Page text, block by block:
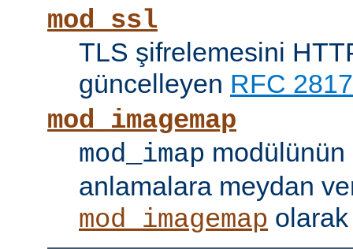
mod_ssl
TLS şifrelemesini
güncelleyen RFC 2817
mod_imagemap
mod_imap modülünün
anlamalara meydan
mod_imagemap